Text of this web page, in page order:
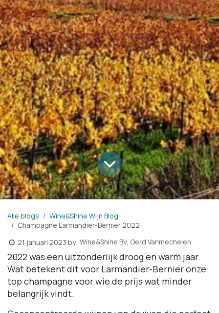
Alle blogs
Wine&Shine Wijn Blog
Champagne Larmandier-Bernier 2022
21 januari 2023 by Wine&Shine BV, Gerd Vanmechelen
2022 was een uitzonderlijk droog en warm jaar.
Wat betekent dit voor Larmandier-Bernier onze
top champagne voor wie de prijs wat minder
belangrijk vindt.